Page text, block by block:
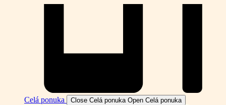
Celá ponuka Close Celá ponuka Open Celá ponuka